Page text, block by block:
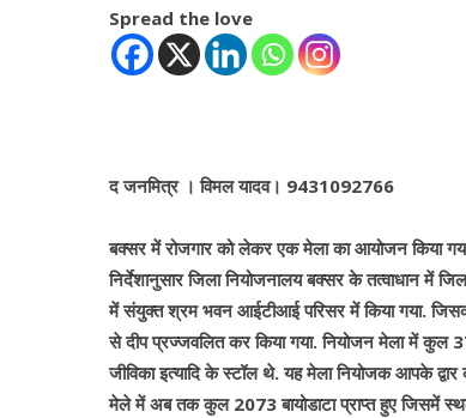
Spread the love
द जनमित्र । विमल यादव। 9431092766
बक्सर में रोजगार को लेकर एक मेला का आयोजन किया
निर्देशानुसार जिला नियोजनालय बक्सर के तत्वाधान में
में संयुक्त श्रम भवन आईटीआई परिसर में किया गया.
से दीप प्रज्जवलित कर किया गया. नियोजन मेला में कुल
जीविका इत्यादि के स्टॉल थे. यह मेला नियोजक आपके
मेले में अब तक कुल 2073 बायोडाटा प्राप्त हुए जिसमें स्थल